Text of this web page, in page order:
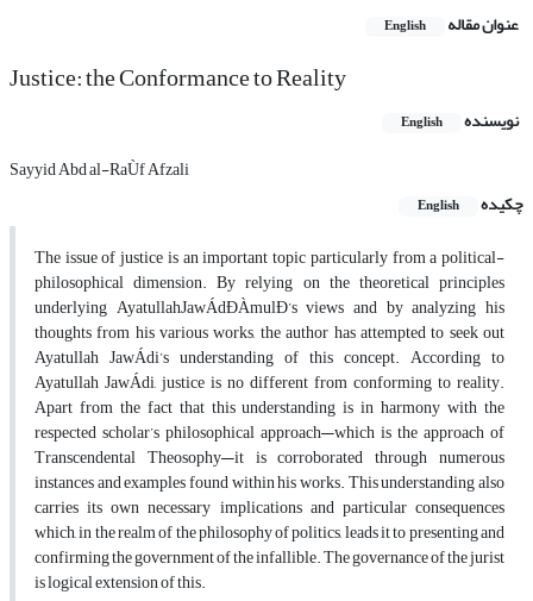
عنوان مقاله English
Justice: the Conformance to Reality
نویسنده English
Sayyid Abd al-RaÙf Afzali
چکیده
English
The issue of justice is an important topic particularly from a political-
philosophical dimension. By relying on the theoretical principles
underlying AyatullahJawÁdÐÀmulÐ’s views and by analyzing his
thoughts from his various works, the author has attempted to seek out
Ayatullah JawÁdi’s understanding of this concept. According to
Ayatullah JawÁdi, justice is no different from conforming to reality.
Apart from the fact that this understanding is in harmony with the
respected scholar’s philosophical approach—which is the approach of
Transcendental Theosophy—it is corroborated through numerous
instances and examples found within his works. This understanding also
carries its own necessary implications and particular consequences
which, in the realm of the philosophy of politics, leads it to presenting and
confirming the government of the infallible. The governance of the jurist
is logical extension of this.